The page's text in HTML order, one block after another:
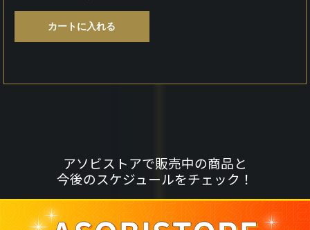
カートに入れる
アソビストアで販売中の商品と
今後のスケジュールをチェック！